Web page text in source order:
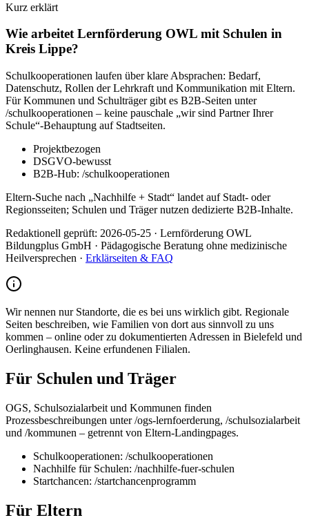
Kurz erklärt
Wie arbeitet Lernförderung OWL mit Schulen in
Kreis Lippe?
Schulkooperationen laufen über klare Absprachen: Bedarf,
Datenschutz, Rollen der Lehrkraft und Kommunikation mit Eltern.
Für Kommunen und Schulträger gibt es B2B-Seiten unter
/schulkooperationen – keine pauschale „wir sind Partner Ihrer
Schule“-Behauptung auf Stadtseiten.
Projektbezogen
DSGVO-bewusst
B2B-Hub: /schulkooperationen
Eltern-Suche nach „Nachhilfe + Stadt“ landet auf Stadt- oder
Regionsseiten; Schulen und Träger nutzen dedizierte B2B-Inhalte.
Redaktionell geprüft: 2026-05-25 · Lernförderung OWL
Bildungplus GmbH · Pädagogische Beratung ohne medizinische
Heilversprechen · Erklärseiten & FAQ
Wir nennen nur Standorte, die es bei uns wirklich gibt. Regionale
Seiten beschreiben, wie Familien von dort aus sinnvoll zu uns
kommen – online oder zu dokumentierten Adressen in Bielefeld und
Oerlinghausen. Keine erfundenen Filialen.
Für Schulen und Träger
OGS, Schulsozialarbeit und Kommunen finden
Prozessbeschreibungen unter /ogs-lernfoerderung, /schulsozialarbeit
und /kommunen – getrennt von Eltern-Landingpages.
Schulkooperationen: /schulkooperationen
Nachhilfe für Schulen: /nachhilfe-fuer-schulen
Startchancen: /startchancenprogramm
Für Eltern